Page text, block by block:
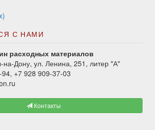
С НАМИ
расходных материалов
на-Дону, ул. Ленина, 251, литер "А"
+7 928 909-37-03
Контакты